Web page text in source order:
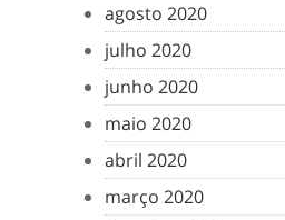
agosto 2020
julho 2020
junho 2020
maio 2020
abril 2020
março 2020